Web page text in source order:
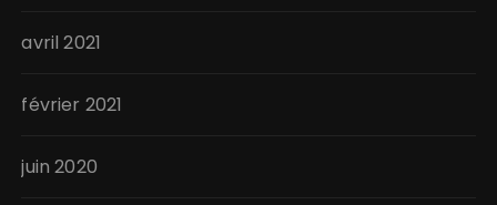
avril 2021
février 2021
juin 2020